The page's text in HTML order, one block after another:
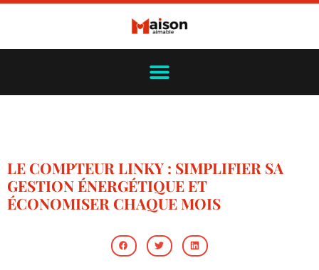
LE COMPTEUR LINKY : SIMPLIFIER SA
GESTION ÉNERGÉTIQUE ET
ÉCONOMISER CHAQUE MOIS